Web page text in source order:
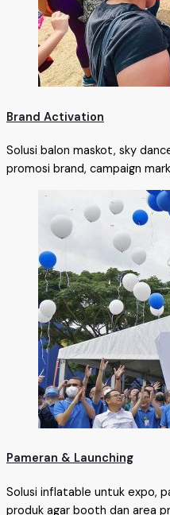
Brand Activation
Solusi balon maskot, sky
promosi brand, campaign
Pameran & Launching
Solusi inflatable untuk expo,
produk agar booth dan area